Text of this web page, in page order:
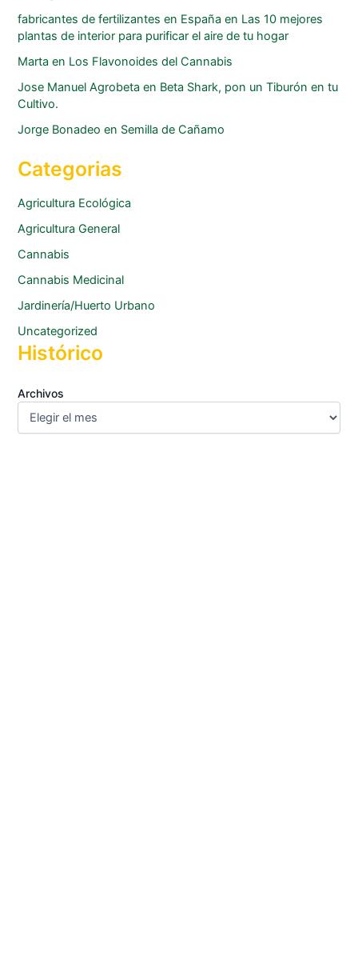
fabricantes de fertilizantes en España en Las 10 mejores
plantas de interior para purificar el aire de tu hogar
Marta en Los Flavonoides del Cannabis
Jose Manuel Agrobeta en Beta Shark, pon un Tiburón en tu
Cultivo.
Jorge Bonadeo en Semilla de Cañamo
Categorias
Agricultura Ecológica
Agricultura General
Cannabis
Cannabis Medicinal
Jardinería/Huerto Urbano
Uncategorized
Histórico
Archivos